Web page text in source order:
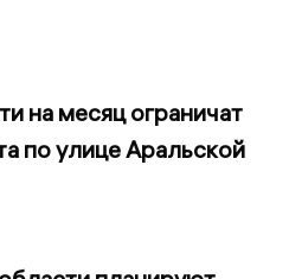
на месяц ограничат
по улице Аральской